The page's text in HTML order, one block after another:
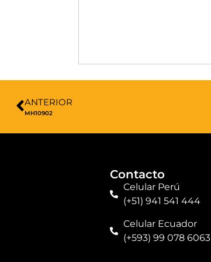
ANTERIOR
MH10902
Contacto
Celular Perú
(+51) 941 541 444
Celular Ecuador
(+593) 99 078 6063